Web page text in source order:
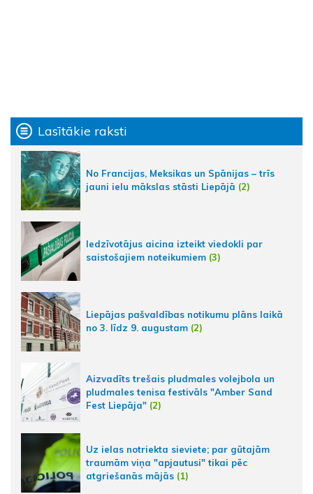
Lasītākie raksti
No Francijas, Meksikas un Spānijas – trīs
jauni ielu mākslas stāsti Liepājā (2)
Iedzīvotājus aicina izteikt viedokli par
saistošajiem noteikumiem (3)
Liepājas pašvaldības notikumu plāns laikā
no 3. līdz 9. augustam (2)
Aizvadīts trešais pludmales volejbola un
pludmales tenisa festivāls "Amber Sand
Fest Liepāja" (2)
Uz ielas notriekta sieviete; par gūtajām
traumām viņa "apjautusi" tikai pēc
atgriešanās mājās (1)